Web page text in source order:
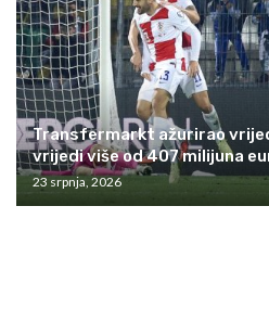
Transfermarkt ažurirao
vrijedi više od 407 milijuna
23 srpnja, 2026